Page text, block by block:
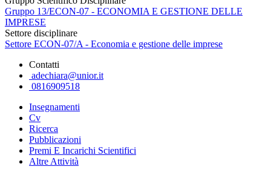
Gruppo 13/ECON-07 - ECONOMIA E GESTIONE DELLE
IMPRESE
Settore disciplinare
Settore ECON-07/A - Economia e gestione delle imprese
Contatti
adechiara@unior.it
0816909518
Insegnamenti
Cv
Ricerca
Pubblicazioni
Premi E Incarichi Scientifici
Altre Attività